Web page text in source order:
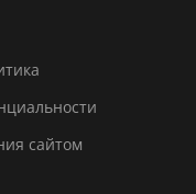
сайтом